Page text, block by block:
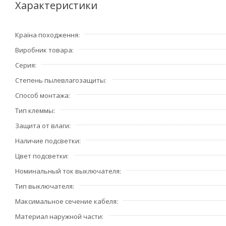
короткого замыкания. Цветовая маркировка клемм.
• Электрические параметры, схема монтажа и шаблон
• Материал: ударопрочный негорючий технополимер.
• Для упрощения подключения проводов фазы и
• Механизм выключателя 16 А снабжен винтовыми
крестовой отвертки.
Характеристики
Країна походження
Виробник товара
Серия
Степень пылевлагозащиты
Способ монтажа
Тип клеммы
Защита от влаги
Наличие подсветки
Цвет подсветки
Номинальный ток выключателя
Тип выключателя
Максимальное сечение кабеля
Материал наружной части